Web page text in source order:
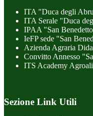
ITA "Duca degli
ITA Serale "Duca
IPAA "San
IeFP sede "San
Azienda Agraria
Convitto Annesso
ITS Academy
Sezione Link Utili